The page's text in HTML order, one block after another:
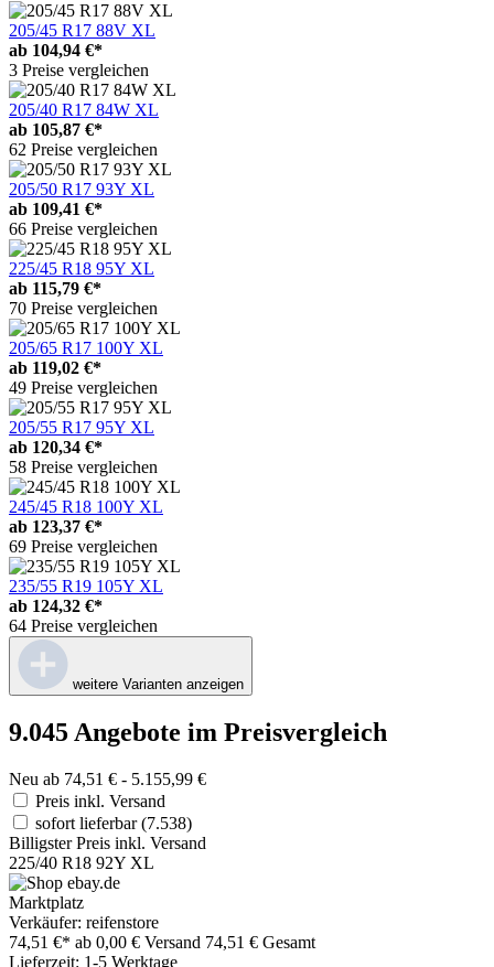
205/45 R17 88V XL
ab 104,94 €*
3 Preise vergleichen
205/40 R17 84W XL
ab 105,87 €*
62 Preise vergleichen
205/50 R17 93Y XL
ab 109,41 €*
66 Preise vergleichen
225/45 R18 95Y XL
ab 115,79 €*
70 Preise vergleichen
205/65 R17 100Y XL
ab 119,02 €*
49 Preise vergleichen
205/55 R17 95Y XL
ab 120,34 €*
58 Preise vergleichen
245/45 R18 100Y XL
ab 123,37 €*
69 Preise vergleichen
235/55 R19 105Y XL
ab 124,32 €*
64 Preise vergleichen
weitere Varianten anzeigen
9.045 Angebote im Preisvergleich
Neu ab 74,51 € - 5.155,99 €
Preis inkl. Versand
sofort lieferbar(7.538)
Billigster Preis inkl. Versand
225/40 R18 92Y XL
Marktplatz
Verkäufer: reifenstore
74,51 €* ab 0,00 € Versand 74,51 € Gesamt
Lieferzeit: 1-5 Werktage